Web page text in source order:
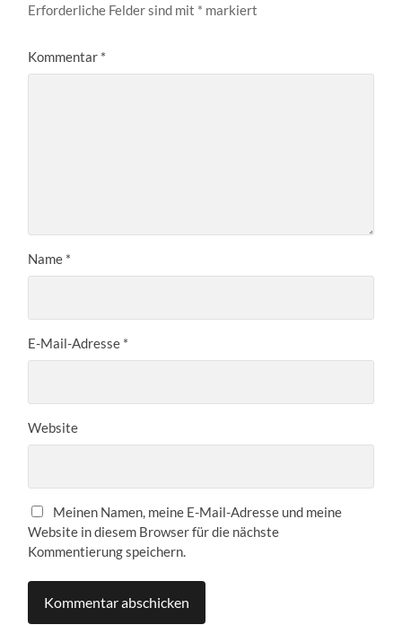
Erforderliche Felder sind mit * markiert
Kommentar *
Name *
E-Mail-Adresse *
Website
Meinen Namen, meine E-Mail-Adresse und meine
Website in diesem Browser für die nächste
Kommentierung speichern.